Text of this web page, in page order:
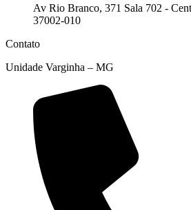
Av Rio Branco, 371 Sala 702 -
37002-010
Contato
Unidade Varginha – MG